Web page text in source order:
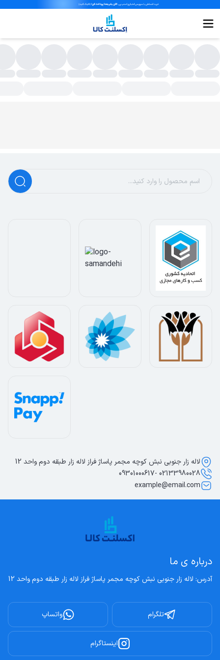
درباره ی ما
آدرس: لاله زار جنوبی نبش کوچه مجمر پاساژ فراز لاله زار طبقه دوم واحد 12
تلگرام واتساپ
اینستاگرام
لاله زار جنوبی نبش کوچه مجمر پاساژ فراز لاله زار طبقه دوم واحد 12
02133980028 -09301000617
example@email.com